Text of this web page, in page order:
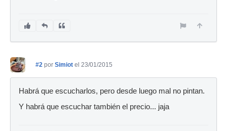
#2 por Simiot el 23/01/2015
Habrá que escucharlos, pero desde luego mal no pintan.
Y habrá que escuchar también el precio... jaja